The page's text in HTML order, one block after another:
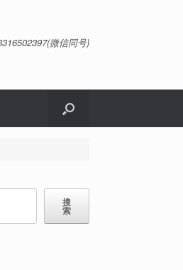
微信同号)
搜
索